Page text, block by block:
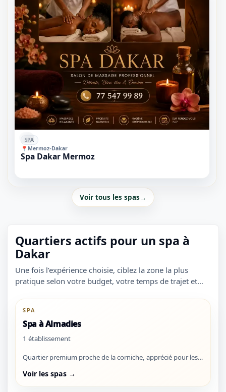
⭐
SPA
Spa Dakar Mermoz
📍 Mermoz•Dakar
Voir tous les spas→
Quartiers actifs pour un spa à
Dakar
Une fois l’expérience choisie, ciblez la zone la plus
pratique selon votre budget, votre temps de trajet et
SPA
Spa à Almadies
1 établissement
Quartier premium proche de la corniche, apprécié pour les
Voir les spas →